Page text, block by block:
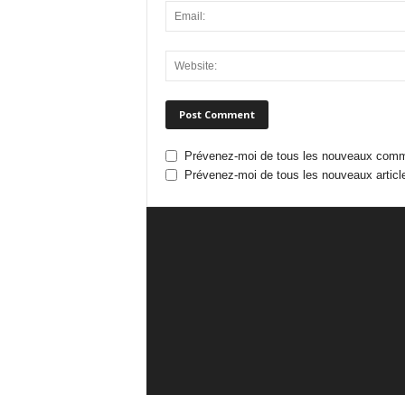
Prévenez-moi de tous les nouveaux
Prévenez-moi de tous les nouveaux